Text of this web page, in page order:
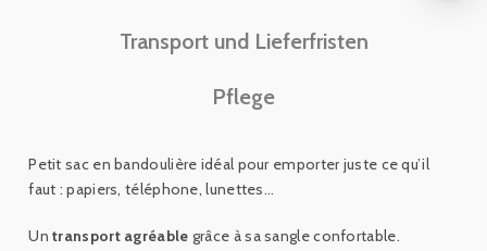
Transport und Lieferfristen
Pflege
Petit sac en bandoulière idéal pour emporter juste ce qu’il
faut : papiers, téléphone, lunettes...
Un transport agréable grâce à sa sangle confortable.